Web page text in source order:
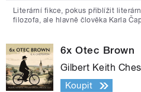
Literární fikce, pokus přiblížit
filozofa, ale hlavně člověka Karla
6x Otec Brown
Gilbert Keith
Koupit